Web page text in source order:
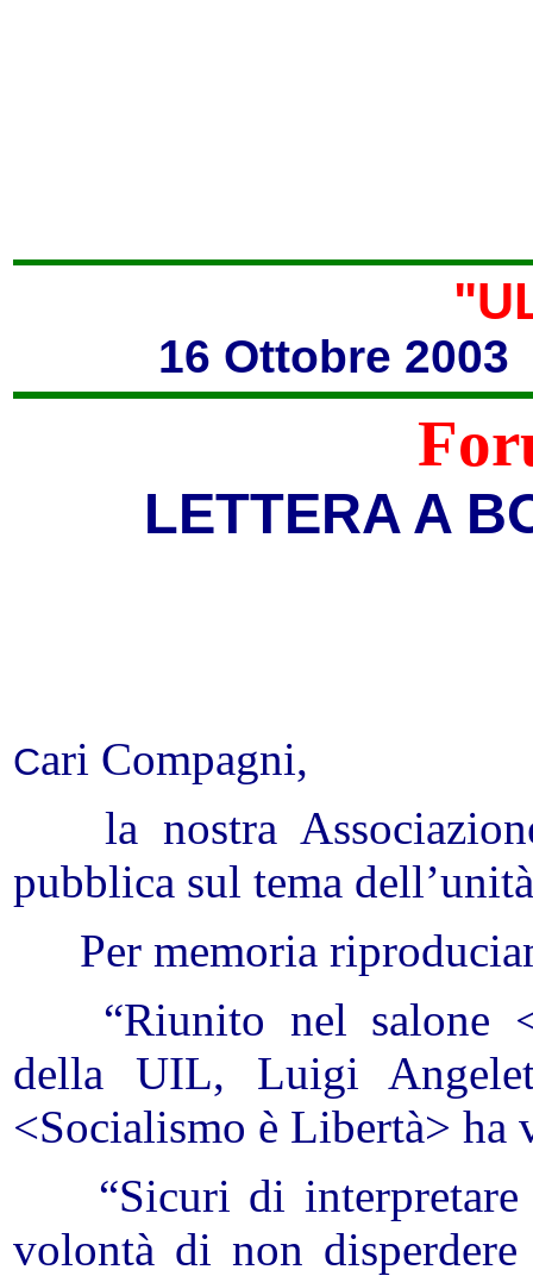
16 Ottobre 2003
LETTERA A
Cari Compagni,
la nostra
pubblica sul tema
Per memoria
“Riunito nel salone
della UIL, Luigi
<Socialismo è Libertà> ha
“Sicuri di
volontà di non